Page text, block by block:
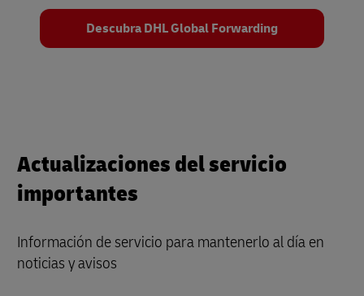
Descubra DHL Global Forwarding
Actualizaciones del servicio
importantes
Información de servicio para mantenerlo al día en
noticias y avisos